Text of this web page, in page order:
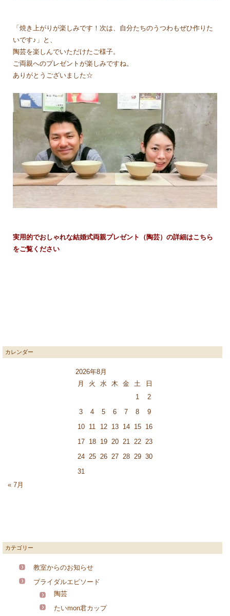
「焼き上がりが楽しみです！次は、自分たちのうつわもぜひ作りた
いです♪」と、
陶芸を楽しんでいただけたご様子。
ご両親へのプレゼントが楽しみですね。
ありがとうございました☆
実用的でおしゃれな結婚式両親プレゼント（陶芸）の詳細はこちら
をご覧ください
カレンダー
2026年8月
月
火 水 木 金 土
日
1
2
3
4 5 6 7 8
9
10
11 12 13 14 15
16
17
18 19 20 21 22 23
24 25 26 27 28 29 30
31
« 7月
カテゴリー
教室からのお知らせ
ブライダルエピソード
陶芸
たいmon君カップ